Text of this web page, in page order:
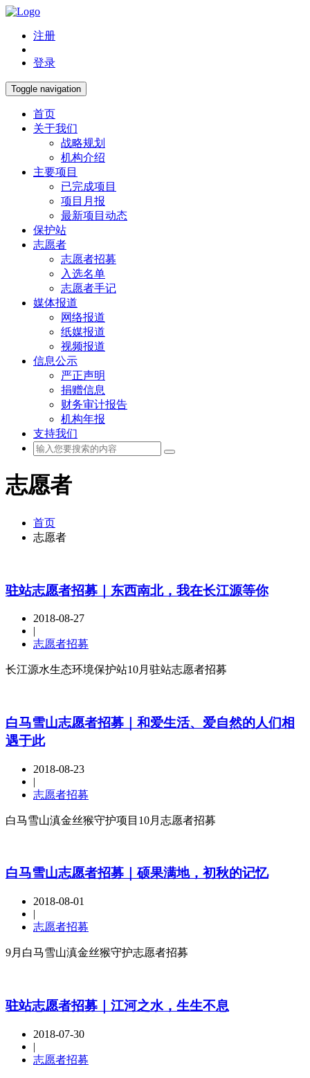
注册
登录
Toggle navigation
首页
关于我们
战略规划
机构介绍
主要项目
已完成项目
项目月报
最新项目动态
保护站
志愿者
志愿者招募
入选名单
志愿者手记
媒体报道
网络报道
纸媒报道
视频报道
信息公示
严正声明
捐赠信息
财务审计报告
机构年报
支持我们
志愿者
首页
志愿者
驻站志愿者招募｜东西南北，我在长江源等你
2018-08-27
|
志愿者招募
长江源水生态环境保护站10月驻站志愿者招募
白马雪山志愿者招募｜和爱生活、爱自然的人们相
遇于此
2018-08-23
|
志愿者招募
白马雪山滇金丝猴守护项目10月志愿者招募
白马雪山志愿者招募｜硕果满地，初秋的记忆
2018-08-01
|
志愿者招募
9月白马雪山滇金丝猴守护志愿者招募
驻站志愿者招募｜江河之水，生生不息
2018-07-30
|
志愿者招募